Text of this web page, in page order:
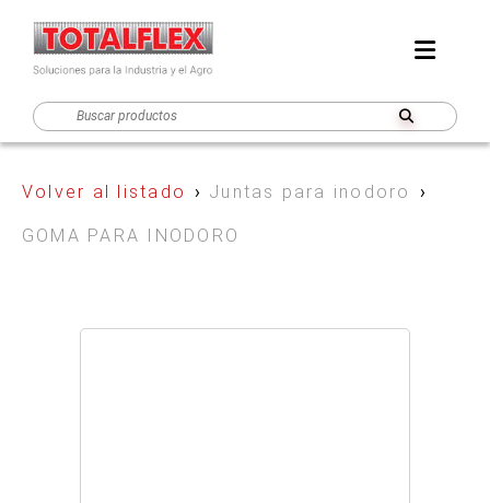
Volver al listado › Juntas para inodoro ›
GOMA PARA INODORO